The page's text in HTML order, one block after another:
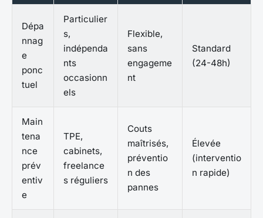
Dépa
nnag
e
ponc
tuel
Particulier
s,
indépenda
nts
occasionn
els
Flexible,
sans
engageme
nt
Standard
(24-48h)
Main
tena
nce
prév
entiv
e
TPE,
cabinets,
freelance
s réguliers
Couts
maîtrisés,
préventio
n des
pannes
Élevée
(interventio
n rapide)